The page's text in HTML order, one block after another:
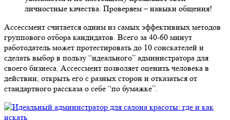
личностные качества. Проверяем – навыки общения!
Ассессмент считается одним из самых эффективных методов
группового отбора кандидатов. Всего за 40-60 минут
работодатель может протестировать до 10 соискателей и
сделать выбор в пользу “идеального” администратора для
своего бизнеса. Ассессмент позволяет оценить человека в
действии, открыть его с разных сторон и отказаться от
стандартного рассказа о себе “по бумажке”.